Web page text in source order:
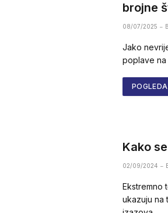
brojne
08/07/2025
Jako
poplave na
Kako
02/09/2024
Ekstremno
ukazuju na